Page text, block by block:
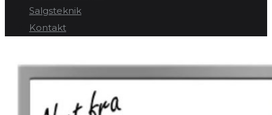
Salgsteknik
Kontakt